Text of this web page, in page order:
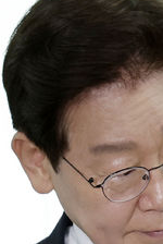
스피, 301.88포인트
·달러 환율, 0.7원 내린
어졌다"…다누리, 스페이
5경기 연속골 실패
39도 '펄펄'…기상청 "
한국계 진보 주지사 후
합의 지연"…트럼프, '
업장관 "李정부, 원전